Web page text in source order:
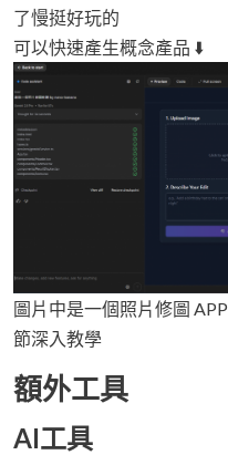
了慢挺好玩的
可以快速產生概念產品 ⬇️
圖片中是一個照片修圖
節深入教學
額外工具
AI工具